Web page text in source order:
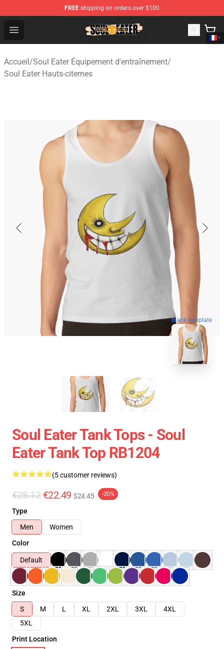
FREE shipping on orders over $100
Open menu
Soul Eater Store - Official Soul Eater Merchandise Shop
Accueil/Soul Eater Équipement d'entraînement/
Soul Eater Hauts-citernes
blank template
Soul Eater Tank Tops - Soul
Eater Tank Top RB1204
(5 customer reviews)
€28.12 €22.49 $24.45 -20%
Type
Men
Women
Color
Default
Size
S
M L XL 2XL 3XL
4XL
5XL
Print Location